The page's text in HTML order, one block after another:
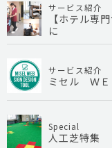
サービス紹介
【ホテル専
に
サービス紹介
ミセル ＷＥ
Special
人工芝特集